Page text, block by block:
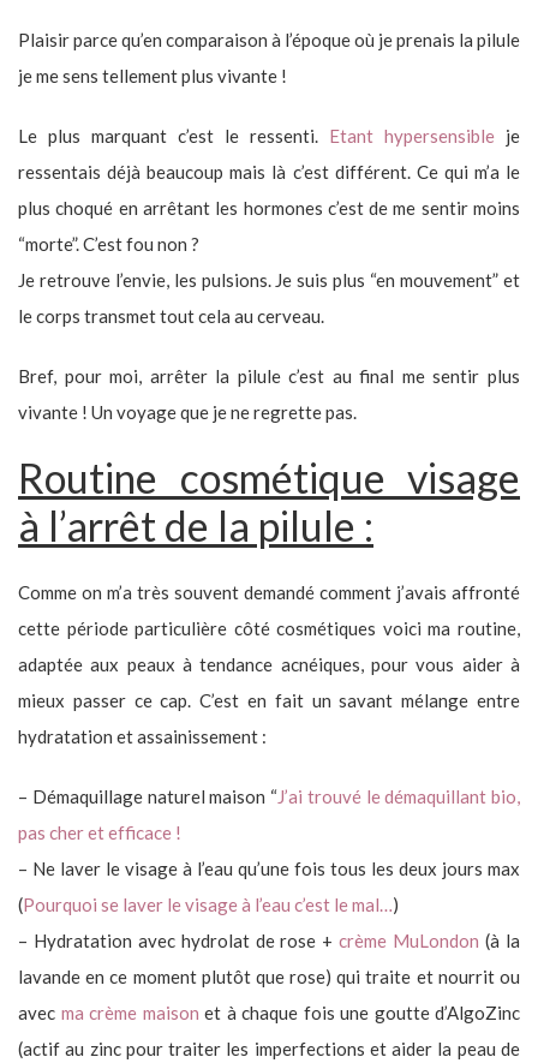
Plaisir parce qu’en comparaison à l’époque où je prenais la pilule
je me sens tellement plus vivante !
Le plus marquant c’est le ressenti. Etant hypersensible je
ressentais déjà beaucoup mais là c’est différent. Ce qui m’a le
plus choqué en arrêtant les hormones c’est de me sentir moins
“morte”. C’est fou non ?
Je retrouve l’envie, les pulsions. Je suis plus “en mouvement” et
le corps transmet tout cela au cerveau.
Bref, pour moi, arrêter la pilule c’est au final me sentir plus
vivante ! Un voyage que je ne regrette pas.
Routine cosmétique visage
à l’arrêt de la pilule :
Comme on m’a très souvent demandé comment j’avais affronté
cette période particulière côté cosmétiques voici ma routine,
adaptée aux peaux à tendance acnéiques, pour vous aider à
mieux passer ce cap. C’est en fait un savant mélange entre
hydratation et assainissement :
– Démaquillage naturel maison “J’ai trouvé le démaquillant bio,
pas cher et efficace !
– Ne laver le visage à l’eau qu’une fois tous les deux jours max
(Pourquoi se laver le visage à l’eau c’est le mal… )
– Hydratation avec hydrolat de rose +crème MuLondon (à la
lavande en ce moment plutôt que rose) qui traite et nourrit ou
avec ma crème maison et à chaque fois une goutte d’AlgoZinc
(actif au zinc pour traiter les imperfections et aider la peau de